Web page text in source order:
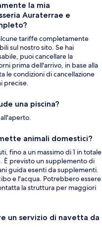
la mia
Auraterrae e
tariffe completamente
sul nostro sito. Se hai
puoi cancellare la
prima dell'arrivo, in base alla
le condizioni di cancellazione
precise.
una piscina?
animali domestici?
fino a un massimo di 1 in totale
È previsto un supplemento di
guida esenti da supplementi.
e l'acqua. Potrebbero essere
la struttura per maggiori
un servizio di navetta da